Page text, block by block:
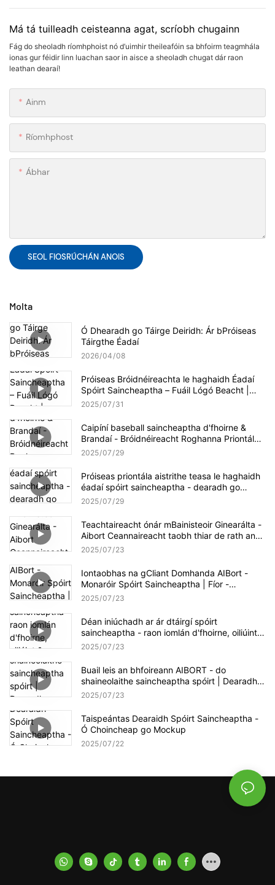
Má tá tuilleadh ceisteanna agat, scríobh chugainn
Fág do sheoladh ríomhphoist nó d’uimhir theileafóin sa bhfoirm teagmhála
ionas gur féidir linn luachan saor in aisce a sheoladh chugat dár raon
leathan dearaí!
Ainm
Ríomhphost
Ábhar
SEOL FIOSRÚCHÁN ANOIS
Molta
Ó Dhearadh go Táirge Deiridh: Ár bPróiseas
Táirgthe Éadaí
2026 04 08
Próiseas Bróidnéireachta le haghaidh Éadaí
Spóirt Saincheaptha – Fuáil Lógó Beacht |
Ceardaíocht Mhonarcha AIBORT
2025 07 31
Caipíní baseball saincheaptha d'fhoirne &
Brandaí - Bróidnéireacht Roghanna Priontála |
Bailiúchán caipín aibort
2025 07 29
Próiseas priontála aistrithe teasa le haghaidh
éadaí spóirt saincheaptha - dearadh go
gearradh | Sreabhadh oibre táirgthe aibort
2025 07 29
Teachtaireacht ónár mBainisteoir Ginearálta -
Aibort Ceannaireacht taobh thiar de rath an
spóirt saincheaptha
2025 07 23
Iontaobhas na gCliant Domhanda AIBort -
Monaróir Spóirt Saincheaptha | Fíor -
chomhpháirtíochtaí, fíorthorthaí
2025 07 23
Déan iniúchadh ar ár dtáirgí spóirt
saincheaptha - raon iomlán d'fhoirne, oiliúint &
imeachtaí | Taispeántas Apparel Aibort
2025 07 23
Buail leis an bhfoireann AIBORT - do
shaineolaithe saincheaptha spóirt | Dearadh,
Díolacháin
2025 07 23
Taispeántas Dearaidh Spóirt Saincheaptha -
Ó Choincheap go Mockup
2025 07 22